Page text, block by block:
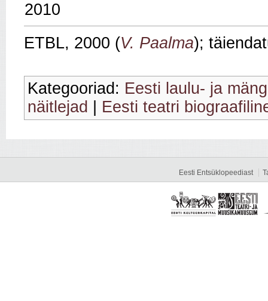
2010
ETBL, 2000 (V. Paalma);
Kategooriad: Eesti laulu- ja
näitlejad
Eesti teatri
Eesti Entsüklopeediast